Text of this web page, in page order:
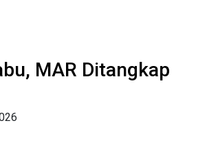
MAR Ditangkap